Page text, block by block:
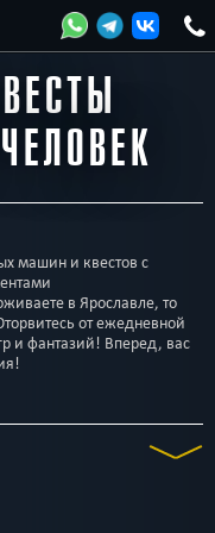
машин и квестов с
в Ярославле, то
от ежедневной
и фантазий! Вперед, вас